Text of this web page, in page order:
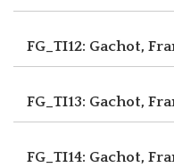
FG_TI12: Gachot,
FG_TI13: Gachot,
FG_TI14: Gachot,